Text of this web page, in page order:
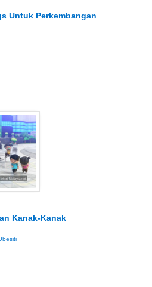
Untuk Perkembangan
Kanak-Kanak